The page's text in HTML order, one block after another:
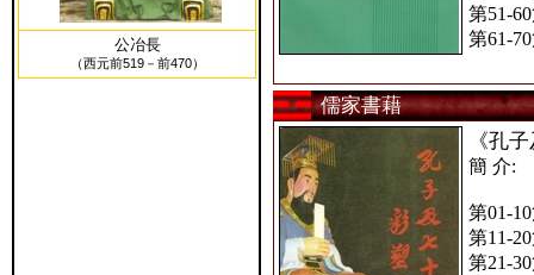
公冶長
（西元前519－前470）
第51-
第61-
儒家書藉
《孔
簡 介:
第01-
第11-
第21-